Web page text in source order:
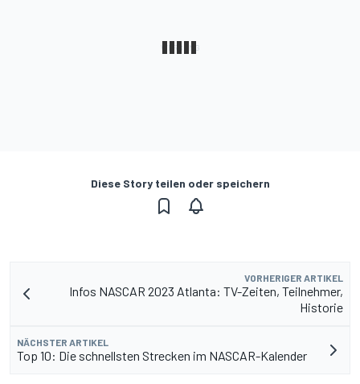
Diese Story teilen oder speichern
VORHERIGER ARTIKEL
Infos NASCAR 2023 Atlanta: TV-Zeiten, Teilnehmer,
Historie
NÄCHSTER ARTIKEL
Top 10: Die schnellsten Strecken im NASCAR-Kalender